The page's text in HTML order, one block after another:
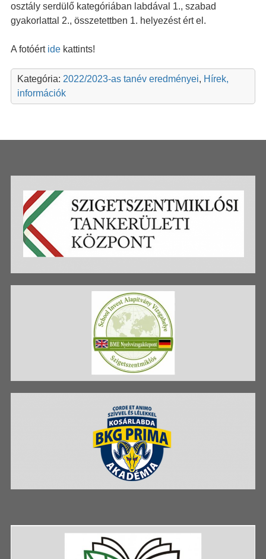
osztály serdülő kategóriában labdával 1., szabad
gyakorlattal 2., összetettben 1. helyezést ért el.
A fotóért idekattints!
Kategória: 2022/2023-as tanév eredményei, Hírek,
információk